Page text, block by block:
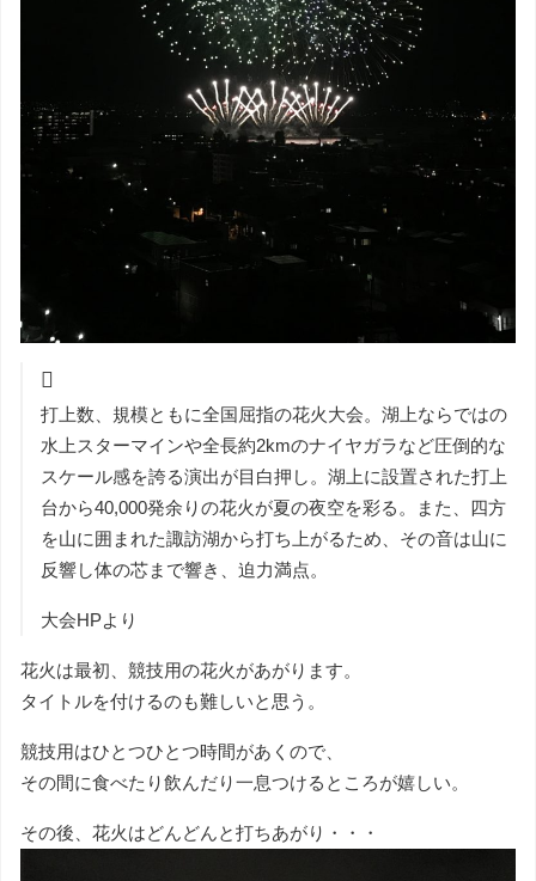
打上数、規模ともに全国屈指の花火大会。湖上ならではの
水上スターマインや全長約2kmのナイヤガラなど圧倒的な
スケール感を誇る演出が目白押し。湖上に設置された打上
台から40,000発余りの花火が夏の夜空を彩る。また、四方
を山に囲まれた諏訪湖から打ち上がるため、その音は山に
反響し体の芯まで響き、迫力満点。
大会HPより
花火は最初、競技用の花火があがります。
タイトルを付けるのも難しいと思う。
競技用はひとつひとつ時間があくので、
その間に食べたり飲んだり一息つけるところが嬉しい。
その後、花火はどんどんと打ちあがり・・・